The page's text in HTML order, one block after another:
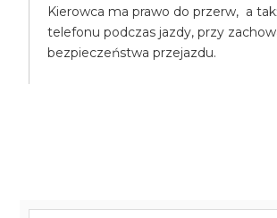
Kierowca ma prawo do przerw, a
telefonu podczas jazdy, przy
bezpieczeństwa przejazdu.